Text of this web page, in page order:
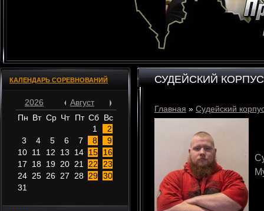
КАЛЕНДАРЬ СОРЕВНОВАНИЙ
2026
Август
Пн Вт Ср Чт Пт Сб Вс
1
2
3
4 5 6 7 8
9
10 11 12 13 14 15
16
17
18 19 20 21 22
23
24 25 26 27 28 29 30
31
СУДЕЙСКИЙ КОРПУС
Главная » Судейский